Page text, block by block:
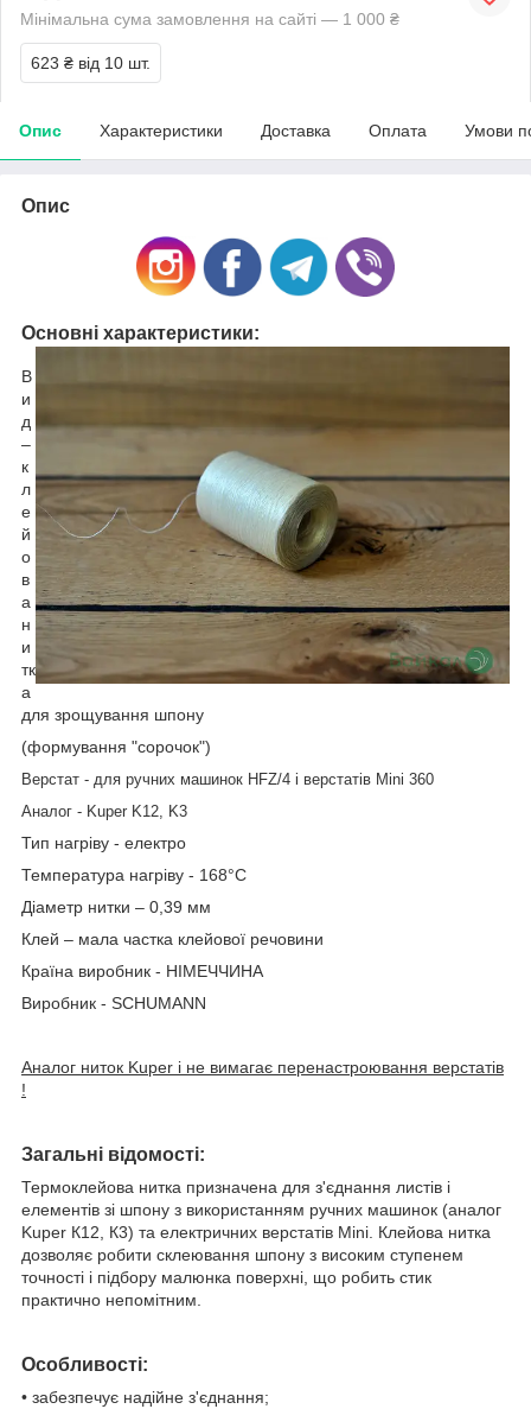
Мінімальна сума замовлення на сайті — 1 000 ₴
623 ₴ від 10 шт.
Опис Характеристики Доставка Оплата Умови
Опис
Основні характеристики:
В
и
д
–
к
л
е
й
о
в
а
н
и
тк
а
для зрощування шпону
(формування "сорочок")
Верстат - для ручних машинок HFZ/4 і верстатів Mini 360
Аналог - Kuper K12, K3
Тип нагріву - електро
Температура нагріву - 168°C
Діаметр нитки – 0,39 мм
Клей – мала частка клейової речовини
Країна виробник - НІМЕЧЧИНА
Виробник - SCHUMANN
Аналог ниток Kuper і не вимагає перенастроювання верстатів
!
Загальні відомості:
Термоклейова нитка призначена для з'єднання листів і
елементів зі шпону з використанням ручних машинок (аналог
Kuper К12, К3) та електричних верстатів Mini. Клейова нитка
дозволяє робити склеювання шпону з високим ступенем
точності і підбору малюнка поверхні, що робить стик
практично непомітним.
Особливості:
• забезпечує надійне з'єднання;